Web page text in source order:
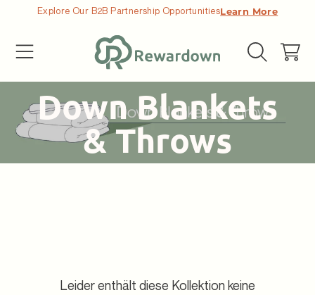
Explore Our B2B Partnership OpportunitiesLearn More
Kollektion:
Down Blankets
& Throws
Leider enthält diese Kollektion keine